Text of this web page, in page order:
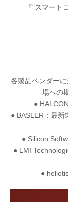
『"スマートコ
各製品ベンダー
場への
●
● BASLER：最
● Silicon
● LMI
●